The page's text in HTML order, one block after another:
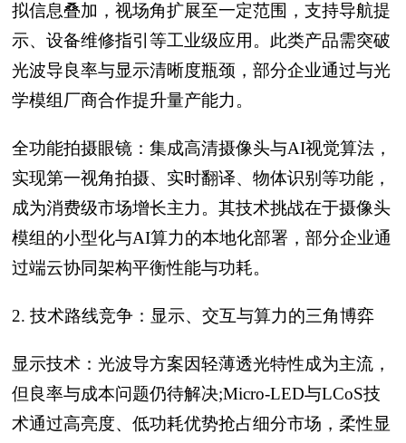
拟信息叠加，视场角扩展至一定范围，支持导航提
示、设备维修指引等工业级应用。此类产品需突破
光波导良率与显示清晰度瓶颈，部分企业通过与光
学模组厂商合作提升量产能力。
全功能拍摄眼镜：集成高清摄像头与AI视觉算法，
实现第一视角拍摄、实时翻译、物体识别等功能，
成为消费级市场增长主力。其技术挑战在于摄像头
模组的小型化与AI算力的本地化部署，部分企业通
过端云协同架构平衡性能与功耗。
2. 技术路线竞争：显示、交互与算力的三角博弈
显示技术：光波导方案因轻薄透光特性成为主流，
但良率与成本问题仍待解决;Micro-LED与LCoS技
术通过高亮度、低功耗优势抢占细分市场，柔性显